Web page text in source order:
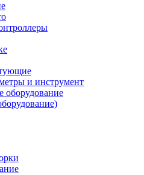
и инструмент
оборудование